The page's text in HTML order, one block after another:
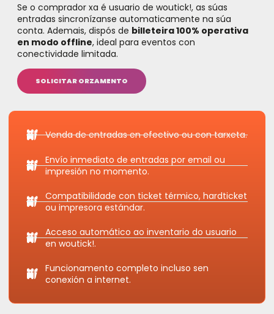
Se o comprador xa é usuario de woutick!, as súas
entradas sincronízanse automaticamente na súa
conta. Ademais, dispós de billeteira 100% operativa
en modo offline, ideal para eventos con
conectividade limitada.
SOLICITAR ORZAMENTO
Venda de entradas en efectivo ou con tarxeta.
Envío inmediato de entradas por email ou
impresión no momento.
Compatibilidade con ticket térmico, hardticket
ou impresora estándar.
Acceso automático ao inventario do usuario
en woutick!.
Funcionamento completo incluso sen
conexión a internet.